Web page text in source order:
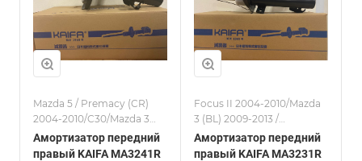
Mazda 5 / Premacy (CR)
2004-2010/C30/Mazda 3
(BK) 2003-2009/Focus II ST
2004-2010/Амортизаторы
Амортизатор передний
правый KAIFA MA3241R
Focus II 2004-2010/Mazda
3 (BL) 2009-2013 /
Амортизаторы
Амортизатор передний
правый KAIFA MA3231R